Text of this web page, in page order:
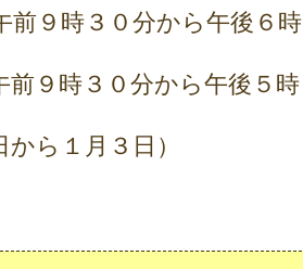
９時３０分から午後６時
３０分から午後５時
ら１月３日）